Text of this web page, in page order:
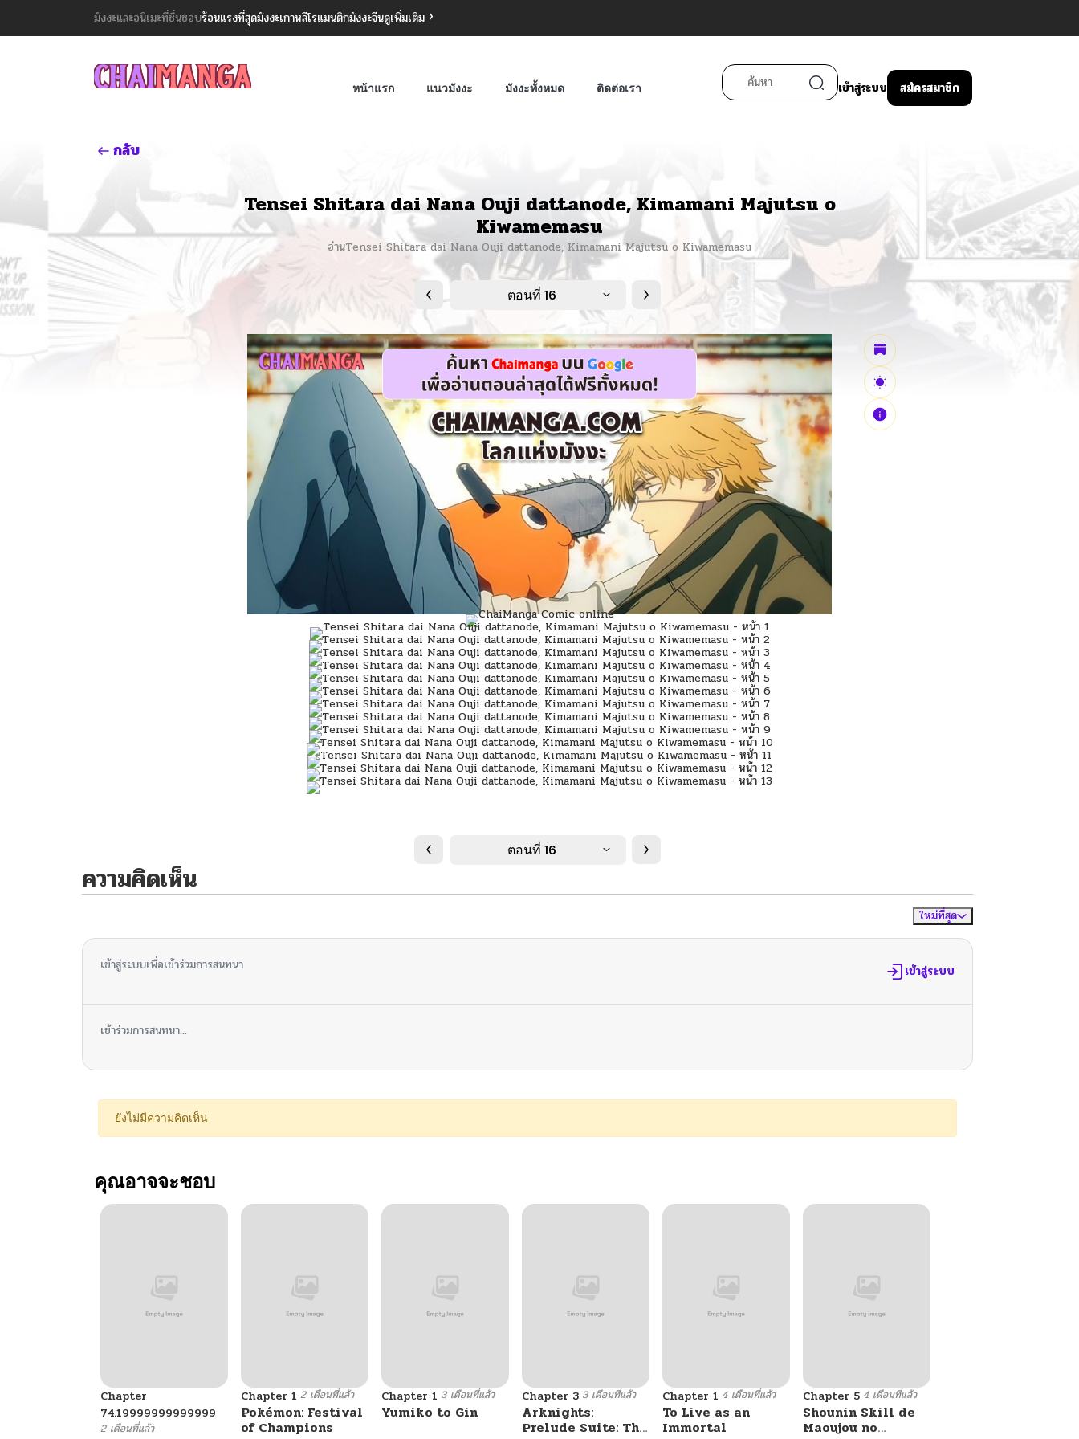
มังงะและอนิเมะที่ชื่นชอบร้อนแรงที่สุดมังงะเกาหลีโรแมนติกมังงะจีนดูเพิ่มเติม
หน้าแรก แนวมังงะ มังงะทั้งหมด ติดต่อเรา เข้าสู่ระบบ สมัครสมาชิก
กลับ
Tensei Shitara dai Nana Ouji dattanode, Kimamani Majutsu o
Kiwamemasu
อ่านTensei Shitara dai Nana Ouji dattanode, Kimamani Majutsu o Kiwamemasu
ตอนที่ 16
ตอนที่ 16
ความคิดเห็น
ใหม่ที่สุด
เข้าสู่ระบบเพื่อเข้าร่วมการสนทนา เข้าสู่ระบบ
เข้าร่วมการสนทนา...
ยังไม่มีความคิดเห็น
คุณอาจจะชอบ
Chapter
74.19999999999999
2 เดือนที่แล้ว
Chapter 1 2 เดือนที่แล้ว
Pokémon: Festival
of Champions
Chapter 1 3 เดือนที่แล้ว
Yumiko to Gin
Chapter 3 3 เดือนที่แล้ว
Arknights:
Prelude Suite: The
Chapter 1 4 เดือนที่แล้ว
To Live as an
Immortal
Chapter 5 4 เดือนที่แล้ว
Shounin Skill de
Maoujou no